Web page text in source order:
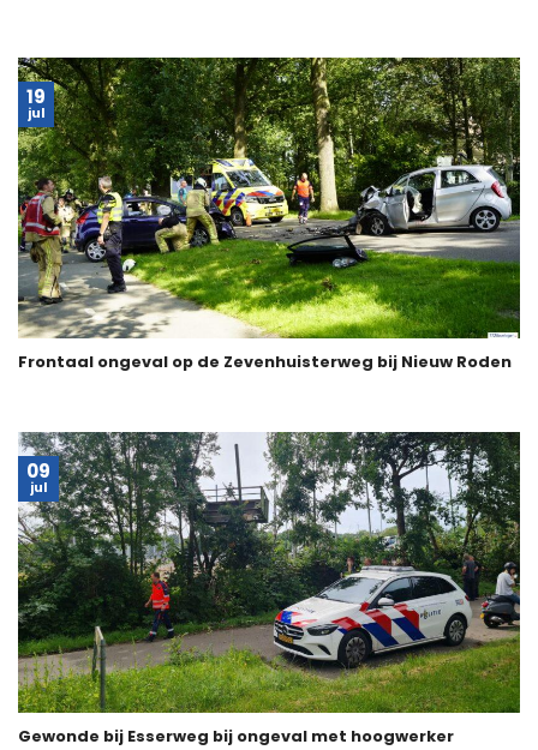
Frontaal ongeval op de Zevenhuisterweg bij Nieuw Roden
19
jul
Gewonde bij Esserweg bij ongeval met hoogwerker
09
jul